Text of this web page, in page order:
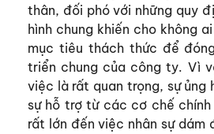
thân, đối phó với những quy
hình chung khiến cho không
mục tiêu thách thức để
triển chung của công ty. Vì
việc là rất quan trọng, sự ủng
sự hỗ trợ từ các cơ chế
rất lớn đến việc nhân sự dám